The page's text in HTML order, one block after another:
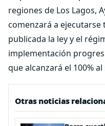
regiones de Los Lagos,
comenzará a ejecutarse
publicada la ley y el
implementación
que alcanzará el 100%
Otras noticias